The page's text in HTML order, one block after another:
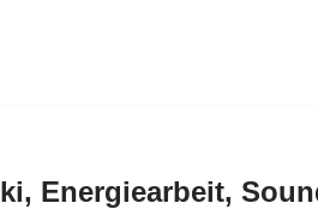
Energiearbeit,